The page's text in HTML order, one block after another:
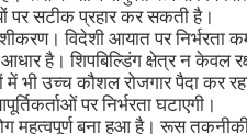
पर सटीक प्रहार कर सकती है।
विदेशी आयात पर निर्भरता
है। शिपबिल्डिंग क्षेत्र न केवल
में भी उच्च कौशल रोजगार पैदा कर
पर निर्भरता घटाएगी।
महत्वपूर्ण बना हुआ है। रूस